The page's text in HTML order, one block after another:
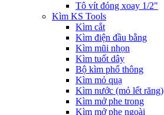
Tô vít đóng xoay 1/2"
Kìm KS Tools
Kìm cắt
Kìm điện đầu bằng
Kìm mũi nhọn
Kìm tuốt dây
Bộ kìm phổ thông
Kìm mỏ quạ
Kìm nước (mỏ lết răng)
Kìm mở phe trong
Kìm mở phe ngoài